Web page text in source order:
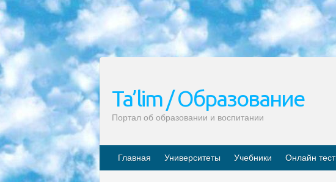
Ta’lim / Образование
Портал об образовании и воспитании
Главная Университеты Учебники Онлайн